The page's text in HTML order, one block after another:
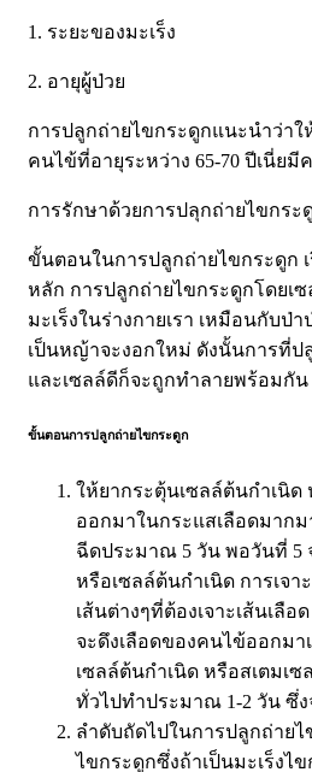
1. ระยะของมะเร็ง
2. อายุผู้ป่วย
การปลูกถ่ายไขกระดูกแนะนำว่า
คนไข้ที่อายุระหว่าง 65-70 ปีเนี่ย
การรักษาด้วยการปลุกถ่ายไขกระ
ขั้นตอนในการปลูกถ่ายไขกระดูก
หลัก การปลูกถ่ายไขกระดูกโดยเ
มะเร็งในร่างกายเรา เหมือนกับ
เป็นหญ้าจะงอกใหม่ ดังนั้นการที่ป
และเซลล์ดีก็จะถูกทำลายพร้อมกัน
ขั้นตอนการปลูกถ่ายไขกระดูก
ให้ยากระตุ้นเซลล์ต้นกำเนิด
ออกมาในกระแสเลือดมากม
ฉีดประมาณ 5 วัน พอวันที่ 5
หรือเซลล์ต้นกำเนิด การเจ
เส้นต่างๆที่ต้องเจาะเส้นเลื
จะดึงเลือดของคนไข้ออกมา
เซลล์ต้นกำเนิด หรือสเตมเ
ทั่วไปทำประมาณ 1-2 วัน ซึ่
ลำดับถัดไปในการปลูกถ่าย
ไขกระดูกซึ่งถ้าเป็นมะเร็งไ